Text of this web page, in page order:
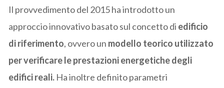
Il provvedimento del 2015 ha introdotto un
approccio innovativo basato sul concetto di edificio
di riferimento, ovvero un modello teorico utilizzato
per verificare le prestazioni energetiche degli
edifici reali. Ha inoltre definito parametri